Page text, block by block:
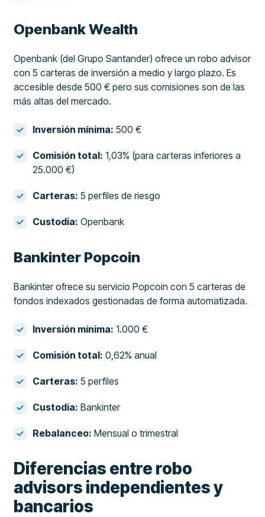
Openbank Wealth
Openbank (del Grupo Santander) ofrece un robo advisor
con 5 carteras de inversión a medio y largo plazo. Es
accesible desde 500 € pero sus comisiones son de las
más altas del mercado.
Inversión mínima: 500 €
Comisión total: 1,03% (para carteras inferiores a
25.000 €)
Carteras: 5 perfiles de riesgo
Custodia: Openbank
Bankinter Popcoin
Bankinter ofrece su servicio Popcoin con 5 carteras de
fondos indexados gestionadas de forma automatizada.
Inversión mínima: 1.000 €
Comisión total: 0,62% anual
Carteras: 5 perfiles
Custodia: Bankinter
Rebalanceo: Mensual o trimestral
Diferencias entre robo
advisors independientes y
bancarios